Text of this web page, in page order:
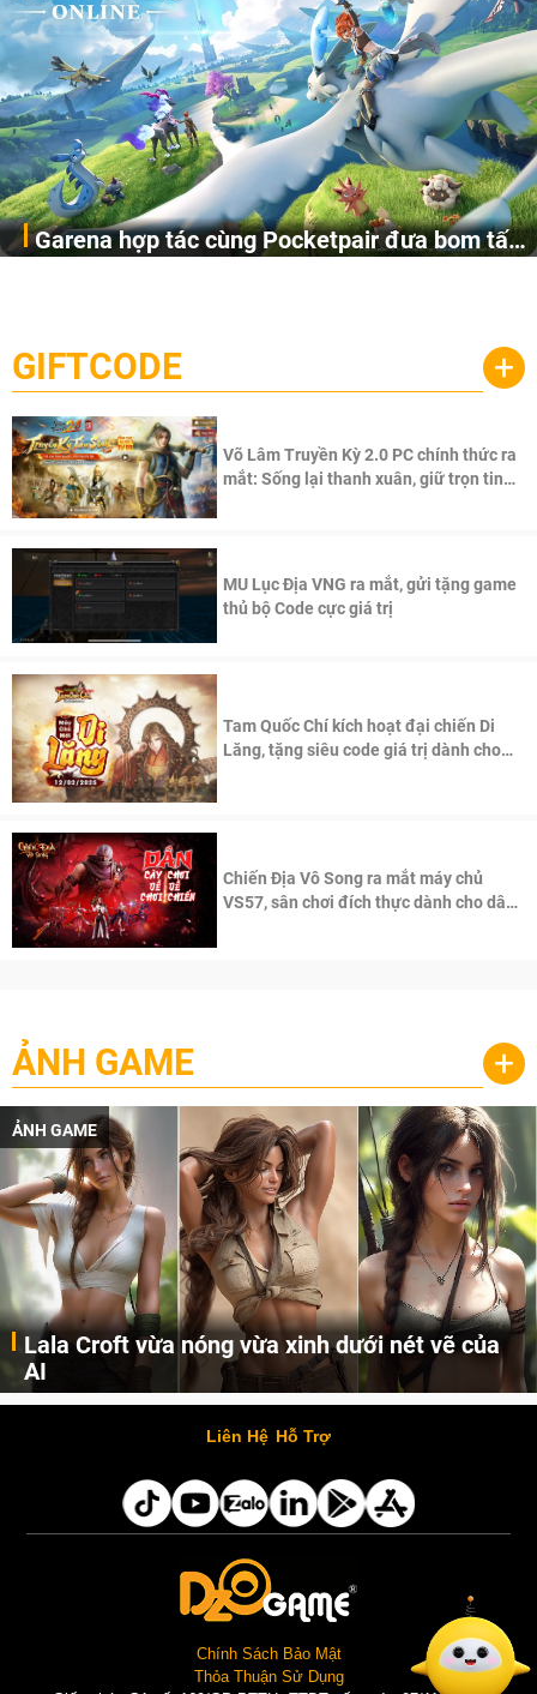
Garena hợp tác cùng Pocketpair đưa bom tấn
cầu, theo giấy phép chính thức từ công ty game Nhật Bản
Pocketpair, Inc.
GIFTCODE +
Võ Lâm Truyền Kỳ 2.0 PC chính thức ra
mắt: Sống lại thanh xuân, giữ trọn tinh
MU Lục Địa VNG ra mắt, gửi tặng game
thủ bộ Code cực giá trị
Tam Quốc Chí kích hoạt đại chiến Di
Lăng, tặng siêu code giá trị dành cho
Chiến Địa Vô Song ra mắt máy chủ
VS57, sân chơi đích thực dành cho dân
ẢNH GAME +
ẢNH GAME
Lala Croft vừa nóng vừa xinh dưới nét vẽ của
AI
Cùng đến với những hình ảnh Lala Croft của Tomb Raider dưới nét vẽ của AI. Một cô nàng xinh đẹp, nóng bỏng nhưng cũng rắn rỏi và mạnh mẽ.
Liên Hệ Hỗ Trợ
Chính Sách Bảo Mật
Thỏa Thuận Sử Dụng